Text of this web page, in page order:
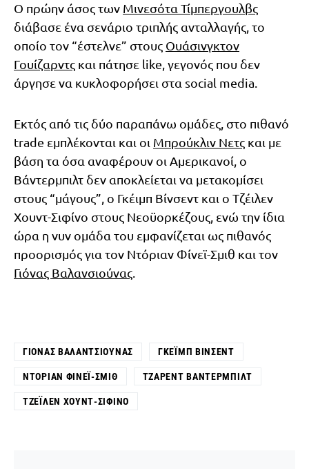
Ο πρώην άσος των Μινεσότα Τίμπεργουλβς
διάβασε ένα σενάριο τριπλής ανταλλαγής, το
οποίο τον “έστελνε” στους Ουάσινγκτον
Γουίζαρντς και πάτησε like, γεγονός που δεν
άργησε να κυκλοφορήσει στα social media.
Εκτός από τις δύο παραπάνω ομάδες, στο πιθανό
trade εμπλέκονται και οι Μπρούκλιν Νετς και με
βάση τα όσα αναφέρουν οι Αμερικανοί, ο
Βάντερμπιλτ δεν αποκλείεται να μετακομίσει
στους “μάγους”, ο Γκέιμπ Βίνσεντ και ο Τζέιλεν
Χουντ-Σιφίνο στους Νεοϋορκέζους, ενώ την ίδια
ώρα η νυν ομάδα του εμφανίζεται ως πιθανός
προορισμός για τον Ντόριαν Φίνεϊ-Σμιθ και τον
Γιόνας Βαλανσιούνας
ΓΙΌΝΑΣ ΒΑΛΑΝΤΣΙΟΎΝΑΣ ΓΚΈΙΜΠ ΒΊΝΣΕΝΤ
ΝΤΌΡΙΑΝ ΦΊΝΕΪ-ΣΜΙΘ ΤΖΆΡΕΝΤ ΒΆΝΤΕΡΜΠΙΛΤ
ΤΖΈΙΛΕΝ ΧΟΥΝΤ-ΣΙΦΊΝΟ